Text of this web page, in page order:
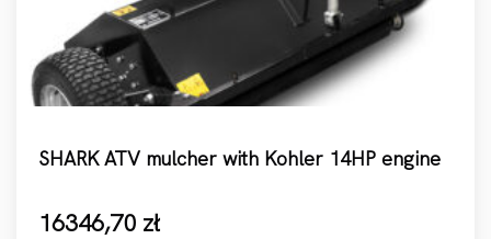
SHARK ATV mulcher with Kohler 14HP engine
16346,70 zł